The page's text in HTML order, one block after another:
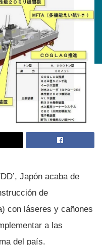
Japón acaba de
de
con láseres y cañones
a las
del paí­s.